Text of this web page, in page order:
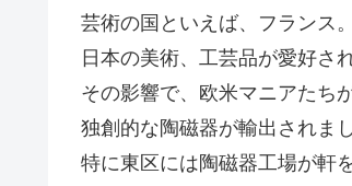
芸術の国といえば、フランス
日本の美術、工芸品が愛好さ
その影響で、欧米マニアたち
独創的な陶磁器が輸出されま
特に東区には陶磁器工場が軒